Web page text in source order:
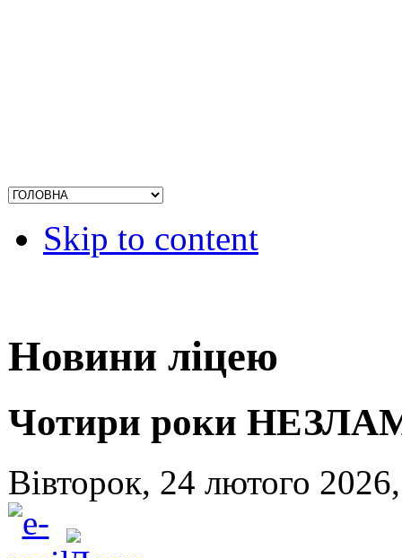
Skip to content
Новини ліцею
Чотири роки
Вівторок, 24 лютого